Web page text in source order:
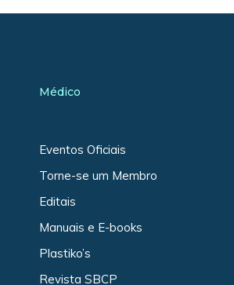
Médico
Eventos Oficiais
Torne-se um Membro
Editais
Manuais e E-books
Plastiko’s
Revista SBCP